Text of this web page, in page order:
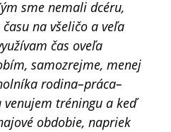
sme nemali dcéru,
na všeličo a veľa
čas oveľa
samozrejme, menej
rodina–práca–
tréningu a keď
obdobie, napriek